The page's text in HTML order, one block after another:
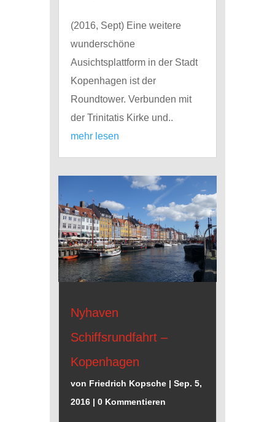
(2016, Sept) Eine weitere
wunderschöne
Ausichtsplattform in der Stadt
Kopenhagen ist der
Roundtower. Verbunden mit
der Trinitatis Kirke und..
mehr lesen
Nyhaven
Schiffsrundfahrt –
Kopenhagen
von Friedrich Kopsche| Sep. 5,
2016| 0 Kommentieren